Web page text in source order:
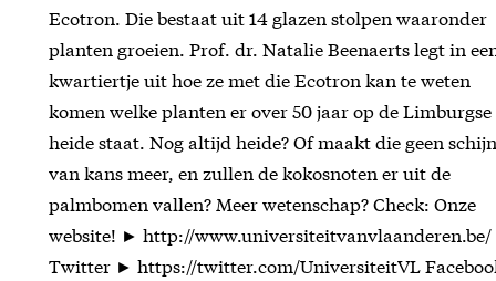
Ecotron. Die bestaat uit 14 glazen stolpen waaronder
planten groeien. Prof. dr. Natalie Beenaerts legt in
kwartiertje uit hoe ze met die Ecotron kan te weten
komen welke planten er over 50 jaar op de Limburgse
heide staat. Nog altijd heide? Of maakt die geen schijn
van kans meer, en zullen de kokosnoten er uit de
palmbomen vallen? Meer wetenschap? Check: Onze
website! ► http://www.universiteitvanvlaanderen.be/
Twitter ► https://twitter.com/UniversiteitVL